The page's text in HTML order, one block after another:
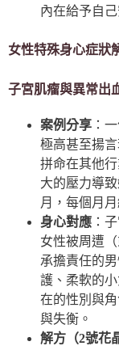
內在給予自
女性特殊身心症狀
子宮肌瘤與異常出
案例分享 ：
極高甚至揚
拼命在其他
大的壓力導
月，每個月
身心對應 ：
女性被周遭
承擔責任的
護、柔軟的
在的性別與
與失衡。
解方（2號花